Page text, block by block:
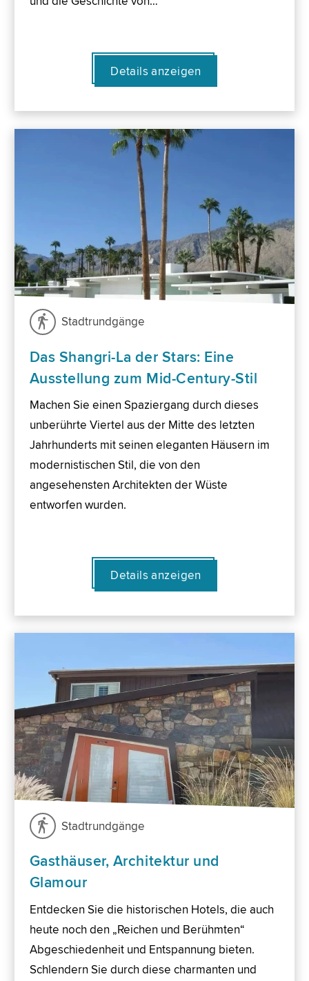
Details anzeigen
Stadtrundgänge
Das Shangri-La der Stars: Eine
Ausstellung zum Mid-Century-Stil
Machen Sie einen Spaziergang durch dieses
unberührte Viertel aus der Mitte des letzten
Jahrhunderts mit seinen eleganten Häusern im
modernistischen Stil, die von den
angesehensten Architekten der Wüste
entworfen wurden.
Details anzeigen
Stadtrundgänge
Gasthäuser, Architektur und
Glamour
Entdecken Sie die historischen Hotels, die auch
heute noch den „Reichen und Berühmten“
Abgeschiedenheit und Entspannung bieten.
Schlendern Sie durch diese charmanten und